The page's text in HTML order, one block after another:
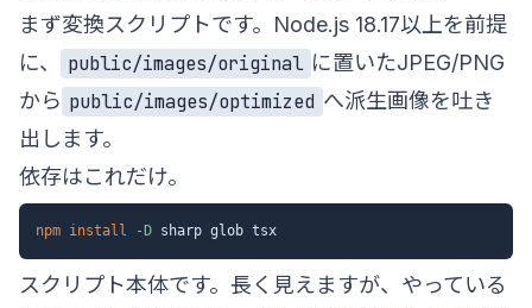
まず変換スクリプトです。Node.js 18.17以上を前提
に、
public/images/original に置いたJPEG/PNG
から public/images/optimized へ派生画像を吐き
出します。
依存はこれだけ。
npm install -D
スクリプト本体です。長く見えますが、やっている